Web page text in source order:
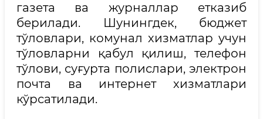
газета ва журналлар етказиб
берилади. Шунингдек, бюджет
тўловлари, комунал хизматлар учун
тўловларни қабул қилиш, телефон
тўлови, суғурта полислари, электрон
почта ва интернет хизматлари
кўрсатилади.